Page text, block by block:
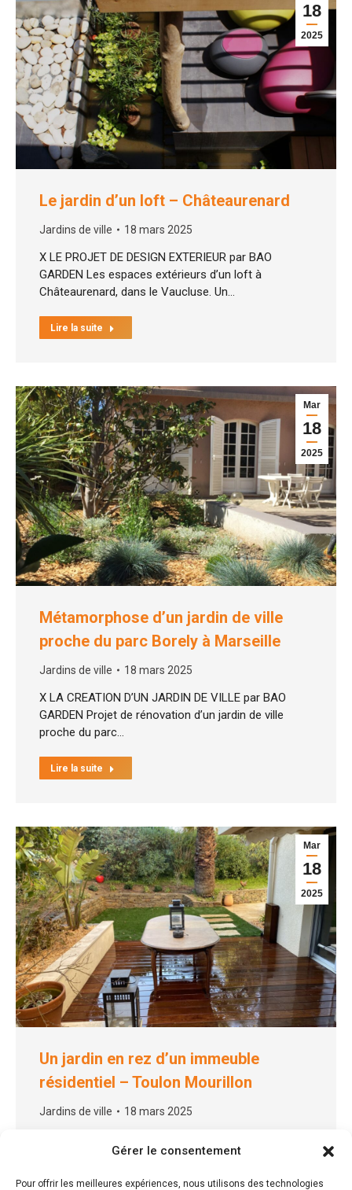
Gérer le consentement
Pour offrir les meilleures expériences, nous utilisons des technologies
18
2025
Le jardin d’un loft – Châteaurenard
Jardins de ville 18 mars 2025
X LE PROJET DE DESIGN EXTERIEUR par BAO
GARDEN Les espaces extérieurs d’un loft à
Châteaurenard, dans le Vaucluse. Un…
Lire la suite
Mar
18
2025
Métamorphose d’un jardin de ville
proche du parc Borely à Marseille
Jardins de ville 18 mars 2025
X LA CREATION D’UN JARDIN DE VILLE par BAO
GARDEN Projet de rénovation d’un jardin de ville
proche du parc…
Lire la suite
Mar
18
2025
Un jardin en rez d’un immeuble
résidentiel – Toulon Mourillon
Jardins de ville 18 mars 2025
Un projet d’aménagement du jardin en rez de